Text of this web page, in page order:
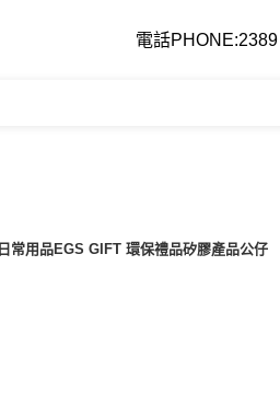
電話
常用品EGS GIFT 環保禮品矽膠產品公仔